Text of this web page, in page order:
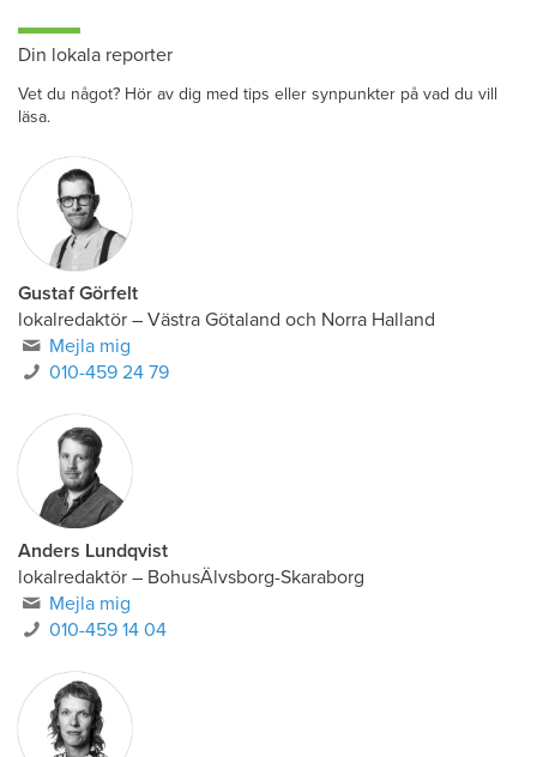
Din lokala reporter
Vet du något? Hör av dig med tips eller synpunkter på vad du vill
läsa.
Gustaf Görfelt
lokalredaktör – Västra Götaland och Norra Halland
Mejla mig
010-459 24 79
Anders Lundqvist
lokalredaktör – BohusÄlvsborg-Skaraborg
Mejla mig
010-459 14 04